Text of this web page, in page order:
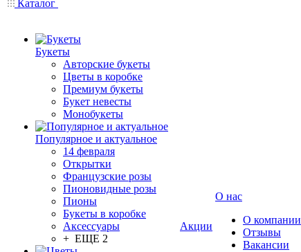
Каталог
Букеты
Авторские букеты
Цветы в коробке
Премиум букеты
Букет невесты
Монобукеты
Популярное и актуальное
14 февраля
Открытки
Французские розы
Пионовидные розы
Пионы
Букеты в коробке
Аксессуары
+ ЕЩЕ 2
Акции
О нас
О компании
Отзывы
Вакансии